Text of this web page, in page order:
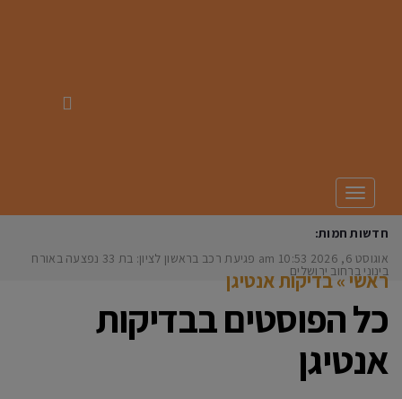
תפריט
חדשות חמות:
אוגוסט 6, 2026
10:53 am פגיעת רכב בראשון לציון: בת 33 נפצעה באורח
בינוני ברחוב ירושלים
ראשי»בדיקות אנטיגן
כל הפוסטים בבדיקות
אנטיגן